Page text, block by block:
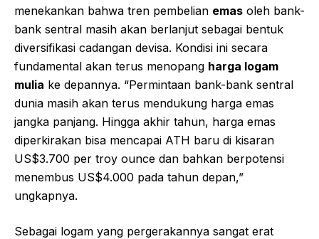
menekankan bahwa tren pembelian emas oleh bank-
bank sentral masih akan berlanjut sebagai bentuk
diversifikasi cadangan devisa. Kondisi ini secara
fundamental akan terus menopang harga logam
mulia ke depannya. “Permintaan bank-bank sentral
dunia masih akan terus mendukung harga emas
jangka panjang. Hingga akhir tahun, harga emas
diperkirakan bisa mencapai ATH baru di kisaran
US$3.700 per troy ounce dan bahkan berpotensi
menembus US$4.000 pada tahun depan,”
ungkapnya.
Sebagai logam yang pergerakannya sangat erat